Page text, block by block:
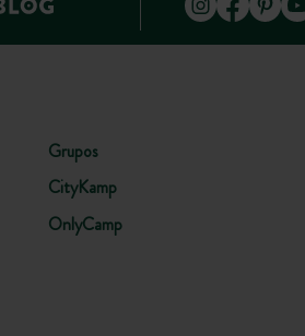
Grupos
CityKamp
OnlyCamp